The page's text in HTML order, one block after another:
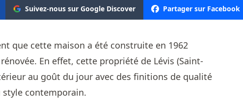
Suivez-nous sur Google Discover Partager sur Facebook
que cette maison a été construite en 1962
En effet, cette propriété de Lévis (Saint-
au goût du jour avec des finitions de qualité
contemporain.